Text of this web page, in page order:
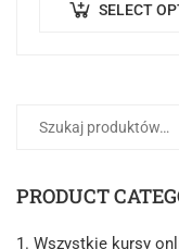
SELECT
PRODUCT
1. Wszystkie kursy